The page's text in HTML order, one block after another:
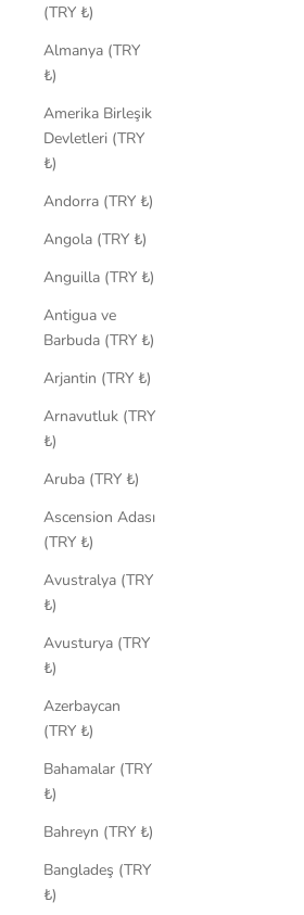
(TRY ₺)
Almanya (TRY
₺)
Amerika Birleşik
Devletleri (TRY
₺)
Andorra (TRY ₺)
Angola (TRY ₺)
Anguilla (TRY ₺)
Antigua ve
Barbuda (TRY ₺)
Arjantin (TRY ₺)
Arnavutluk (TRY
₺)
Aruba (TRY ₺)
Ascension Adası
(TRY ₺)
Avustralya (TRY
₺)
Avusturya (TRY
₺)
Azerbaycan
(TRY ₺)
Bahamalar (TRY
₺)
Bahreyn (TRY ₺)
Bangladeş (TRY
₺)